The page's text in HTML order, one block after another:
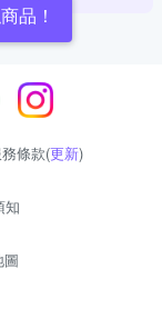
品！
條款(更新)
知
圖